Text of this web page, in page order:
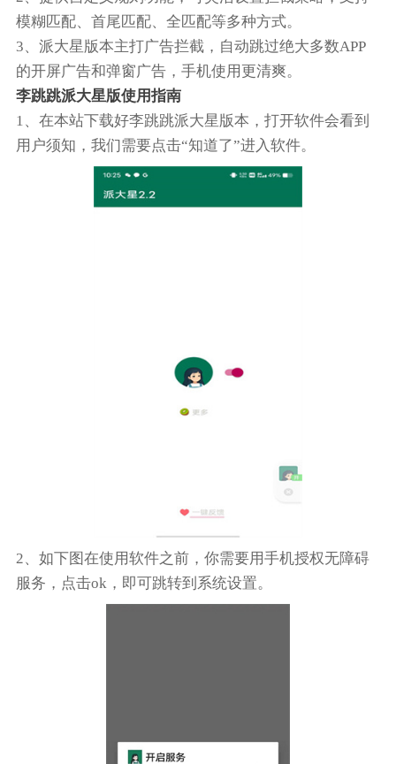
模糊匹配、首尾匹配、全匹配等多种方式。
3、派大星版本主打广告拦截，自动跳过绝大多数APP
的开屏广告和弹窗广告，手机使用更清爽。
李跳跳派大星版使用指南
1、在本站下载好李跳跳派大星版本，打开软件会看到
用户须知，我们需要点击“知道了”进入软件。
2、如下图在使用软件之前，你需要用手机授权无障碍
服务，点击ok，即可跳转到系统设置。